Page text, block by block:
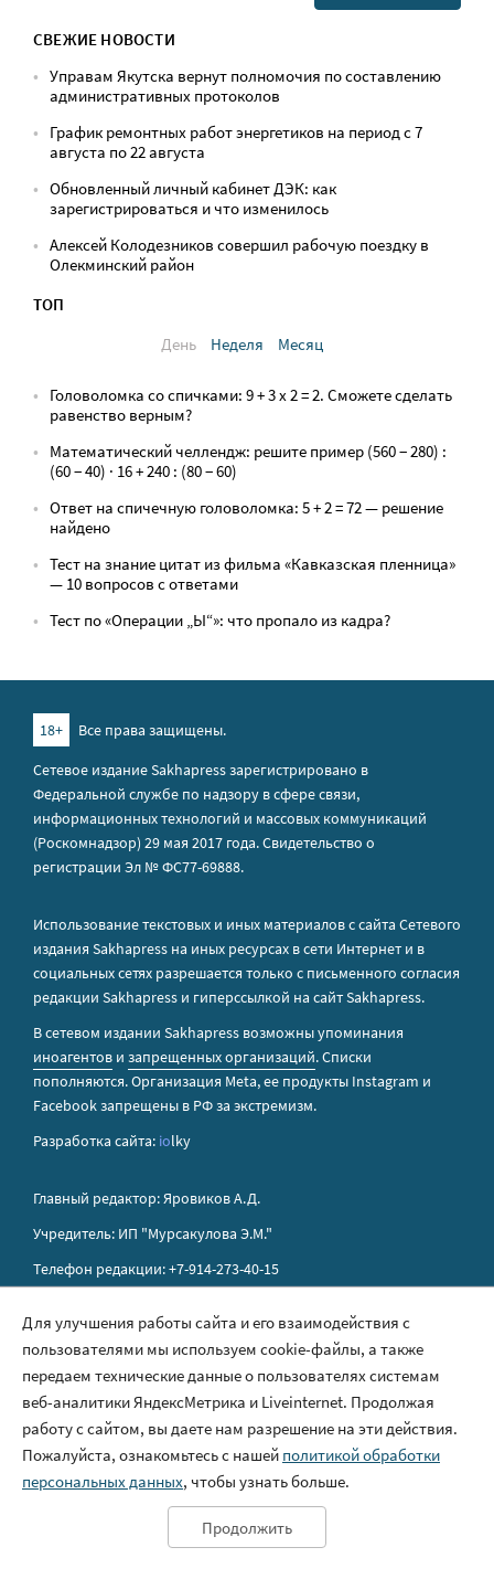
СВЕЖИЕ НОВОСТИ
Управам Якутска вернут полномочия по составлению
административных протоколов
График ремонтных работ энергетиков на период с 7
августа по 22 августа
Обновленный личный кабинет ДЭК: как
зарегистрироваться и что изменилось
Алексей Колодезников совершил рабочую поездку в
Олекминский район
ТОП
День
Неделя Месяц
Головоломка со спичками: 9 + 3 х 2 = 2. Сможете сделать
равенство верным?
Математический челлендж: решите пример (560 − 280) :
(60 − 40) · 16 + 240 : (80 − 60)
Ответ на спичечную головоломка: 5 + 2 = 72 — решение
найдено
Тест на знание цитат из фильма «Кавказская пленница»
— 10 вопросов с ответами
Тест по «Операции „Ы“»: что пропало из кадра?
18+
Все права защищены.
Сетевое издание Sakhapress зарегистрировано в
Федеральной службе по надзору в сфере связи,
информационных технологий и массовых коммуникаций
(Роскомнадзор) 29 мая 2017 года. Свидетельство о
регистрации Эл № ФС77-69888.
Использование текстовых и иных материалов с сайта Сетевого
издания Sakhapress на иных ресурсах в сети Интернет и в
социальных сетях разрешается только с письменного согласия
редакции Sakhapress и гиперссылкой на сайт Sakhapress.
В сетевом издании Sakhapress возможны упоминания
иноагентов и запрещенных организаций. Списки
пополняются. Организация Metа, ее продукты Instagram и
Facebook запрещены в РФ за экстремизм.
Разработка сайта: iolky
Главный редактор: Яровиков А.Д.
Учредитель: ИП "Мурсакулова Э.М."
Телефон редакции: +7-914-273-40-15
Правила сайта
Политика обработки персональных данных
Размещение рекламы
Контакты
Для улучшения работы сайта и его взаимодействия с
пользователями мы используем cookie-файлы, а также
передаем технические данные о пользователях системам
веб-аналитики ЯндексМетрика и Liveinternet. Продолжая
работу с сайтом, вы даете нам разрешение на эти действия.
Пожалуйста, ознакомьтесь с нашей политикой обработки
персональных данных, чтобы узнать больше.
Продолжить